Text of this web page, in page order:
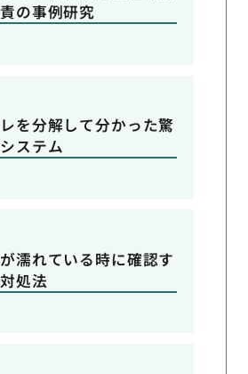
の事例研究
を分解して分かった驚
ステム
濡れている時に確認す
処法